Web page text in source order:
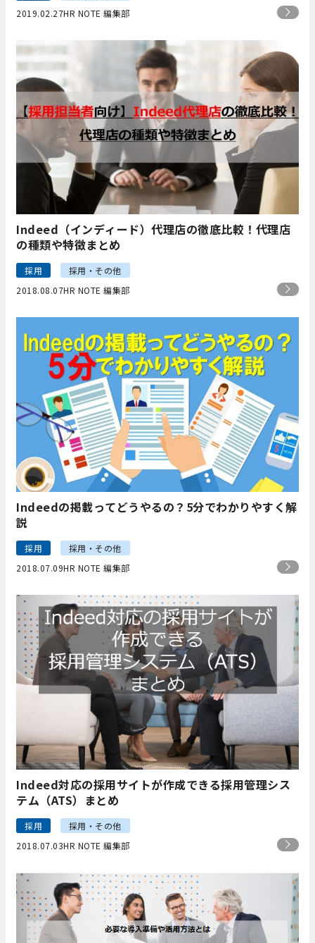
2019.02.27HR NOTE 編集部
Indeed（インディード）代理店の徹底比較！代理店
の種類や特徴まとめ
採用
採用・その他
2018.08.07HR NOTE 編集部
Indeedの掲載ってどうやるの？5分でわかりやすく解
説
採用
採用・その他
2018.07.09HR NOTE 編集部
Indeed対応の採用サイトが作成できる採用管理シス
テム（ATS）まとめ
採用
採用・その他
2018.07.03HR NOTE 編集部